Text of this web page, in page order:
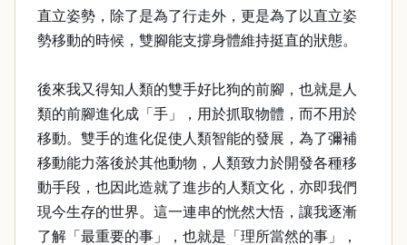
直立姿勢，除了是為了行走外，更是為了以直立姿
勢移動的時候，雙腳能支撐身體維持挺直的狀態。
後來我又得知人類的雙手好比狗的前腳，也就是人
類的前腳進化成「手」，用於抓取物體，而不用於
移動。雙手的進化促使人類智能的發展，為了彌補
移動能力落後於其他動物，人類致力於開發各種移
動手段，也因此造就了進步的人類文化，亦即我們
現今生存的世界。這一連串的恍然大悟，讓我逐漸
了解「最重要的事」，也就是「理所當然的事」，